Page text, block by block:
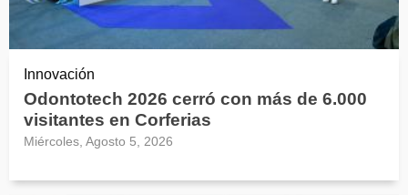
Innovación
Odontotech 2026 cerró con más de 6.000
visitantes en Corferias
Miércoles, Agosto 5, 2026